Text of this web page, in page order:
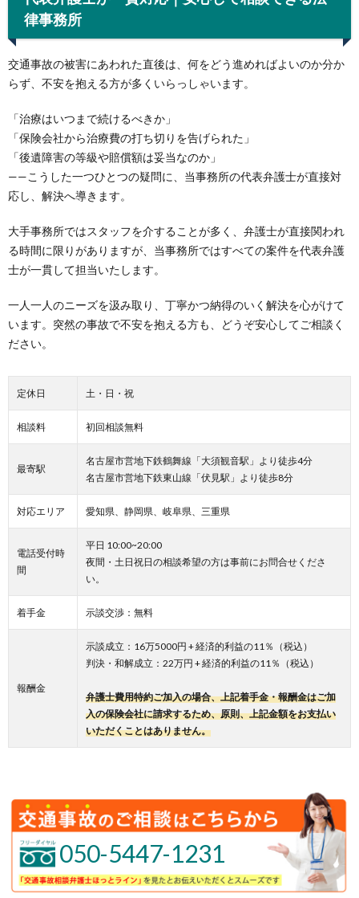
律事務所
交通事故の被害にあわれた直後は、何をどう進めればよいのか分か
らず、不安を抱える方が多くいらっしゃいます。
「治療はいつまで続けるべきか」
「保険会社から治療費の打ち切りを告げられた」
「後遺障害の等級や賠償額は妥当なのか」
——こうした一つひとつの疑問に、当事務所の代表弁護士が直接対
応し、解決へ導きます。
大手事務所ではスタッフを介することが多く、弁護士が直接関われ
る時間に限りがありますが、当事務所ではすべての案件を代表弁護
士が一貫して担当いたします。
一人一人のニーズを汲み取り、丁寧かつ納得のいく解決を心がけて
います。突然の事故で不安を抱える方も、どうぞ安心してご相談く
ださい。
定休日 土・日・祝
相談料 初回相談無料
最寄駅
名古屋市営地下鉄鶴舞線「大須観音駅」より徒歩4分
名古屋市営地下鉄東山線「伏見駅」より徒歩8分
対応エリア 愛知県、静岡県、岐阜県、三重県
電話受付時
間
平日 10:00~20:00
夜間・土日祝日の相談希望の方は事前にお問合せくださ
い。
着手金 示談交渉：無料
報酬金
示談成立：16万5000円 + 経済的利益の11％（税込）
判決・和解成立：22万円 + 経済的利益の11％（税込）
弁護士費用特約ご加入の場合、上記着手金・報酬金はご加
入の保険会社に請求するため、原則、上記金額をお支払い
いただくことはありません。
050-5447-1231